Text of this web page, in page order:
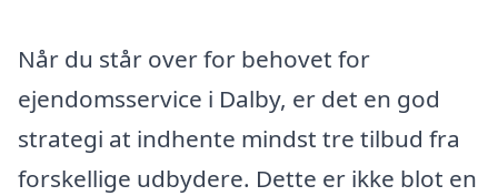
Når du står over for behovet for
ejendomsservice i Dalby, er det en god
strategi at indhente mindst tre tilbud fra
forskellige udbydere. Dette er ikke blot en